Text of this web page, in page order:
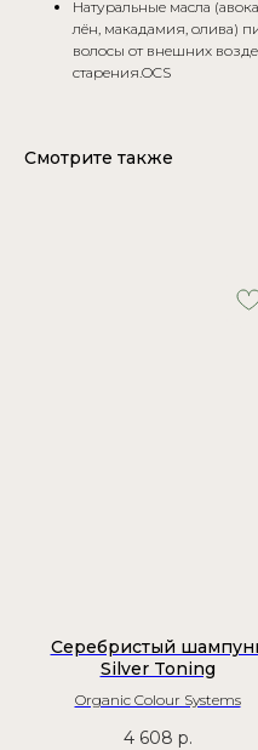
Натуральные масла
лён, макадамия, олива)
волосы от внешних
старения.OCS
Смотрите также
Серебристый
Silver Toning
Organic Colour Systems
4 608 р.
ООО «ОРГАНИК СИСТЕМС»